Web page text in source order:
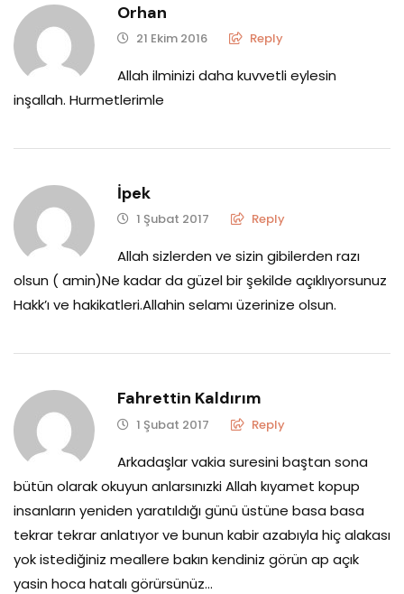
Orhan
21 Ekim 2016 Reply
Allah ilminizi daha kuvvetli eylesin
inşallah. Hurmetlerimle
İpek
1 Şubat 2017 Reply
Allah sizlerden ve sizin gibilerden razı
olsun ( amin)Ne kadar da güzel bir şekilde açıklıyorsunuz
Hakk’ı ve hakikatleri.Allahin selamı üzerinize olsun.
Fahrettin Kaldırım
1 Şubat 2017 Reply
Arkadaşlar vakia suresini baştan sona
bütün olarak okuyun anlarsınızki Allah kıyamet kopup
insanların yeniden yaratıldığı günü üstüne basa basa
tekrar tekrar anlatıyor ve bunun kabir azabıyla hiç alakası
yok istediğiniz meallere bakın kendiniz görün ap açık
yasin hoca hatalı görürsünüz…